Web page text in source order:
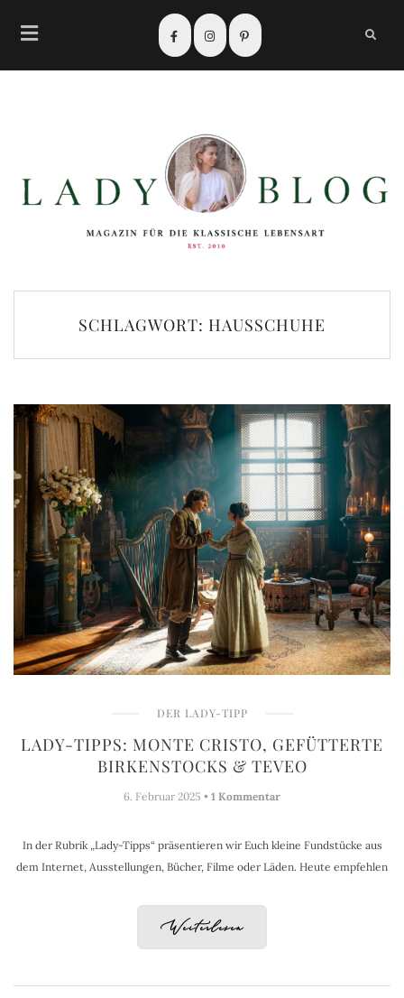
SCHLAGWORT: HAUSSCHUHE
DER LADY-TIPP
LADY-TIPPS: MONTE CRISTO, GEFÜTTERTE
BIRKENSTOCKS & TEVEO
6. Februar 2025 • 1 Kommentar
In der Rubrik „Lady-Tipps“ präsentieren wir Euch kleine Fundstücke aus
dem Internet, Ausstellungen, Bücher, Filme oder Läden. Heute empfehlen
Weiterlesen